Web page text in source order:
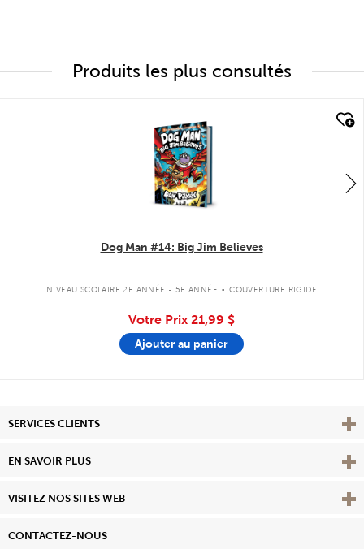
Produits les plus consultés
Dog Man #14: Big Jim Believes
NIVEAU SCOLAIRE 2E ANNÉE - 5E ANNÉE . COUVERTURE RIGIDE
Votre Prix 21,99 $
Ajouter au panier
SERVICES CLIENTS
EN SAVOIR PLUS View
VISITEZ NOS SITES WEB
CONTACTEZ-NOUS